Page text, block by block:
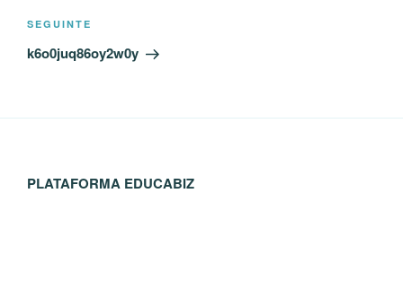
Conteúdo
seguinte
SEGUINTE
k6o0juq86oy2w0y
PLATAFORMA EDUCABIZ